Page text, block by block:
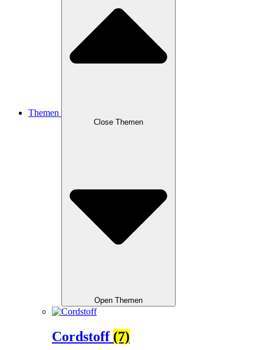
Themen
Close Themen
Open Themen
Cordstoff (7)